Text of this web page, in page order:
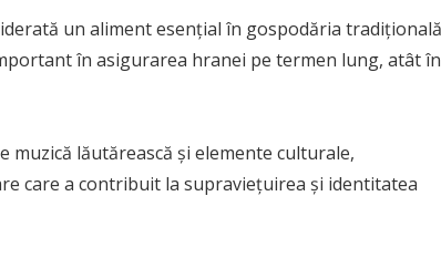
un aliment esențial în gospodăria tradițională
în asigurarea hranei pe termen lung, atât în
lăutărească și elemente culturale,
care a contribuit la supraviețuirea și identitatea